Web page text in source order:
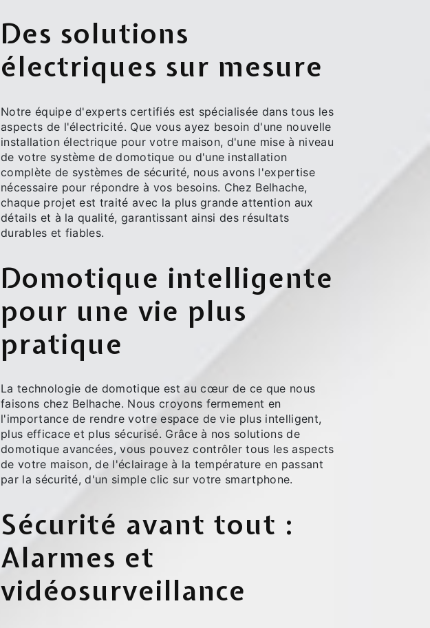
Des solutions
électriques sur mesure
Notre équipe d'experts certifiés est spécialisée dans tous les
aspects de l'électricité. Que vous ayez besoin d'une nouvelle
installation électrique pour votre maison, d'une mise à niveau
de votre système de domotique ou d'une installation
complète de systèmes de sécurité, nous avons l'expertise
nécessaire pour répondre à vos besoins. Chez Belhache,
chaque projet est traité avec la plus grande attention aux
détails et à la qualité, garantissant ainsi des résultats
durables et fiables.
Domotique intelligente
pour une vie plus
pratique
La technologie de domotique est au cœur de ce que nous
faisons chez Belhache. Nous croyons fermement en
l'importance de rendre votre espace de vie plus intelligent,
plus efficace et plus sécurisé. Grâce à nos solutions de
domotique avancées, vous pouvez contrôler tous les aspects
de votre maison, de l'éclairage à la température en passant
par la sécurité, d'un simple clic sur votre smartphone.
Sécurité avant tout :
Alarmes et
vidéosurveillance